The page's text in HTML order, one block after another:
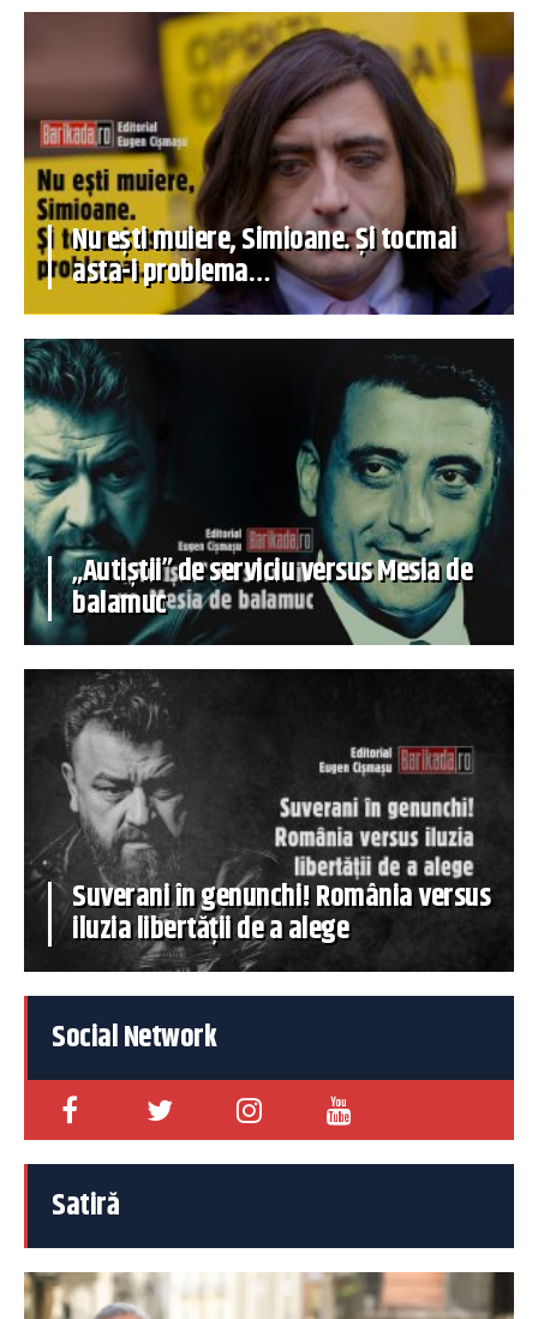
Nu ești muiere, Simioane. Și tocmai
asta-i problema…
„Autiștii” de serviciu versus Mesia de
balamuc
Suverani în genunchi! România versus
iluzia libertății de a alege
Social Network
Satiră